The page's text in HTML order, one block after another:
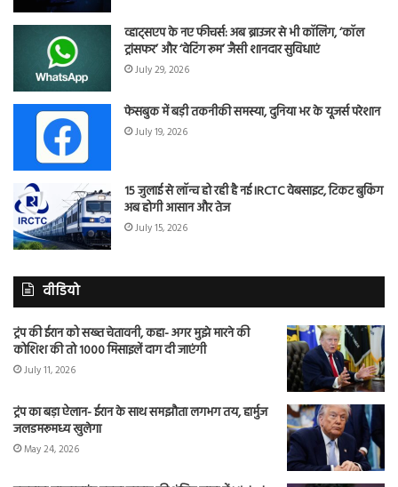
व्हाट्सएप के नए फीचर्स: अब ब्राउजर से भी कॉलिंग, ‘कॉल
ट्रांसफर’ और ‘वेटिंग रूम’ जैसी शानदार सुविधाएं
July 29, 2026
फेसबुक में बड़ी तकनीकी समस्या, दुनिया भर के यूजर्स परेशान
July 19, 2026
15 जुलाई से लॉन्च हो रही है नई IRCTC वेबसाइट, टिकट बुकिंग
अब होगी आसान और तेज
July 15, 2026
वीडियो
ट्रंप की ईरान को सख्त चेतावनी, कहा- अगर मुझे मारने की
कोशिश की तो 1000 मिसाइलें दाग दी जाएंगी
July 11, 2026
ट्रंप का बड़ा ऐलान- ईरान के साथ समझौता लगभग तय, हार्मुज
जलडमरूमध्य खुलेगा
May 24, 2026